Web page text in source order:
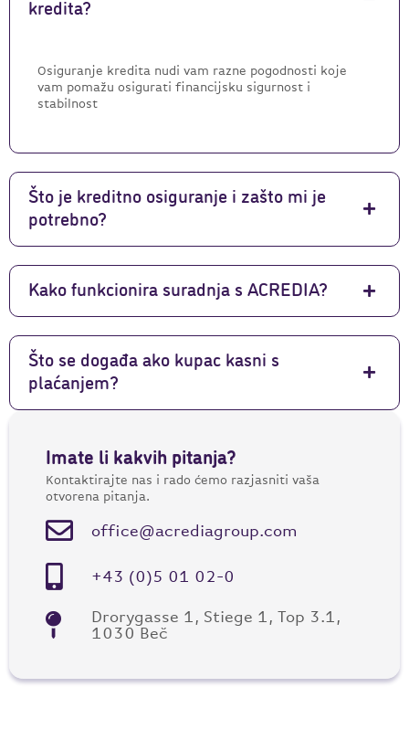
kredita?
Osiguranje kredita nudi vam razne pogodnosti koje
vam pomažu osigurati financijsku sigurnost i
stabilnost
Što je kreditno osiguranje i zašto mi je
potrebno?
Kako funkcionira suradnja s ACREDIA?
Što se događa ako kupac kasni s
plaćanjem?
Imate li kakvih pitanja?
Kontaktirajte nas i rado ćemo razjasniti vaša
otvorena pitanja.
office@acrediagroup.com
+43 (0)5 01 02-0
Drorygasse 1, Stiege 1, Top 3.1,
1030 Beč